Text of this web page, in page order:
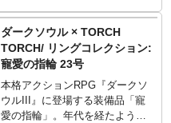
■造型: 大畠雅人
TORCH TORCH OFFICIAL
SITE：http://www.torchtorch.jp
TORCH TORCHのコダワリを
monoマガジンでご紹介いただき
■マテリアル
シルバー925
■造型: 大畠雅人
TORCH TORCH OFFICIAL
SITE： http://www.torchtorch.jp
TORCH TORCHのコダワリを
ます。
※世界観を再現するため、意図
的に荒い仕上げや傷を施してお
ります。
※国内の職人によってハンドメ
イドで作られているため、ひと
つひとつの色合いや表情が微妙
ーム中そのままの風合いを実現
しました。フロム・ソフトウェ
アの完全監修を経て、『ダーク
ソウル』 の世界観をこの小さな
指輪に凝縮。この「錆び／寂
び」の複雑な表情を、ぜひじっ
す。
グウィン王に仕えた四騎士の一
人であり、「深淵歩き」の異名
を持つアルトリウス。その伝説
とともに在った指輪を、ゲーム
の世界そのままの再現度でお届
ダークソウル × TORCH
TORCH/ リングコレクション:
寵愛の指輪 23号
本格アクションRPG『ダークソ
ウルIII』に登場する装備品「寵
愛の指輪」。年代を経たような